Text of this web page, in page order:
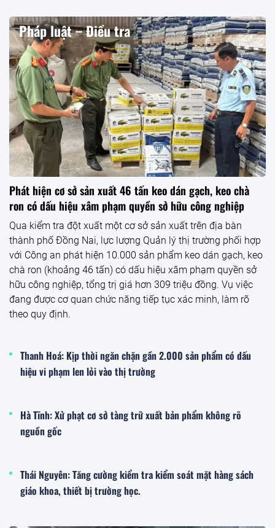
mạnh đại đoàn kết dân tộc
Tuyên Quang: Phát hiện gần 400kg thực phẩm không rõ
nguồn gốc xuất xứ tại xã Bắc Quang
Thủ tướng yêu cầu triển khai các biện pháp cần thiết cao nhất
để phòng, tránh, ứng phó bão số 15
Phát hiện và tạm giữ hơn 1 tấn bánh kẹo không rõ nguồn gốc,
xuất xứ
Chính trị – Xã hội
Thủ tướng Lê Minh Hưng: Điện Biên phải cạnh tranh bằng
năng lực điều hành, mạnh dạn đề xuất cơ chế để bứt phá
nhiệm vụ phát triển kinh tế-xã hội, bảo đảm mục tiêu tăng
trưởng 2 con số, giải ngân vốn đầu tư công, vận hành chính
quyền địa phương 2 cấp, triển khai thực hiện Nghị quyết 57-